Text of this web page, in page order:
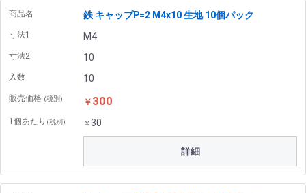
商品名 鉄 キャップP=2 M4x10 生地 10個パック
寸法1 M4
寸法2 10
入数 10
販売価格 (税別) ￥ 300
1個あたり (税別) ￥ 30
詳細